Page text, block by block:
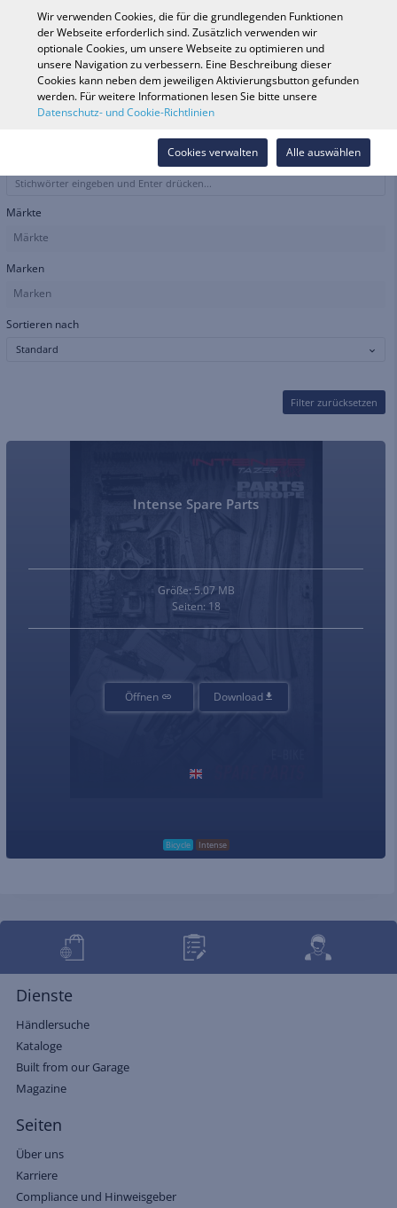
Fahrzeugsuche
Shop durchsuchen
Technical Manuals
Märkte
Märkte
Marken
Marken
Sortieren nach
Filter zurücksetzen
Intense Spare Parts
Größe: 5.07 MB
Seiten: 18
Öffnen Download
Bicycle Intense
Dienste
Händlersuche
Kataloge
Built from our Garage
Magazine
Seiten
Über uns
Karriere
Compliance und Hinweisgeber
Wir verwenden Cookies, die für die grundlegenden Funktionen
der Webseite erforderlich sind. Zusätzlich verwenden wir
optionale Cookies, um unsere Webseite zu optimieren und
unsere Navigation zu verbessern. Eine Beschreibung dieser
Cookies kann neben dem jeweiligen Aktivierungsbutton gefunden
werden. Für weitere Informationen lesen Sie bitte unsere
Datenschutz- und Cookie-Richtlinien
Alle auswählen
Cookies verwalten